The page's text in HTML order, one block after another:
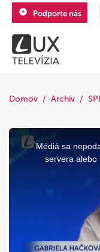
Podporte nás
Domov Archív
This
modal
window.
Médiá sa
servera alebo